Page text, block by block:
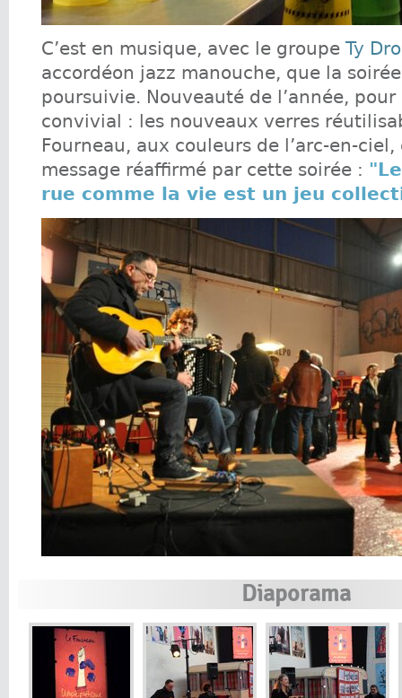
C’est en musique, avec le groupe Ty
accordéon jazz manouche, que la soirée
poursuivie. Nouveauté de l’année,
convivial : les nouveaux verres
Fourneau, aux couleurs de l’arc-en-
message réaffirmé par cette soirée :
rue comme la vie est un jeu
Diaporama